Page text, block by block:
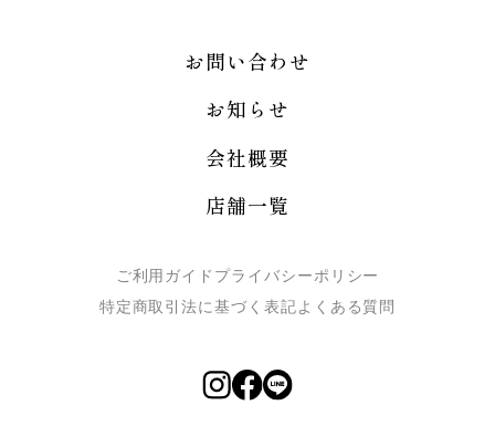
お問い合わせ
お知らせ
会社概要
店舗一覧
ご利用ガイド プライバシーポリシー
特定商取引法に基づく表記よくある質問